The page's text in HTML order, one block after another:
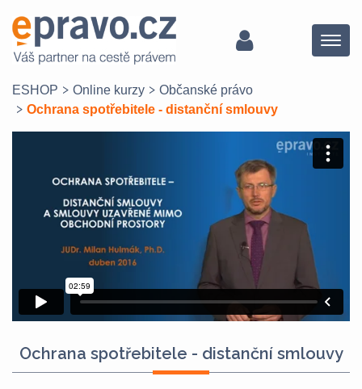
Menu
ESHOP Online kurzy
Občanské právo
Ochrana spotřebitele - distanční smlouvy
Ochrana spotřebitele - distanční smlouvy